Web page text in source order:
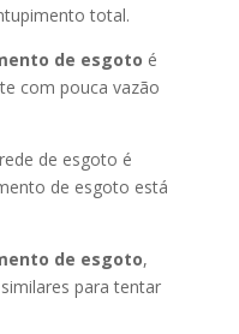
total.
de esgoto é
com pouca vazão
de esgoto é
de esgoto está
de esgoto,
para tentar